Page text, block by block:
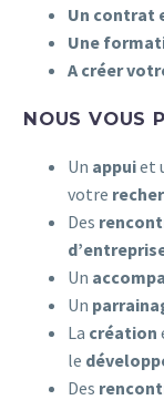
Un contrat
Une
A créer
NOUS VOUS
Un appuiet
votre
Des
Un
Un
La création
le
Des